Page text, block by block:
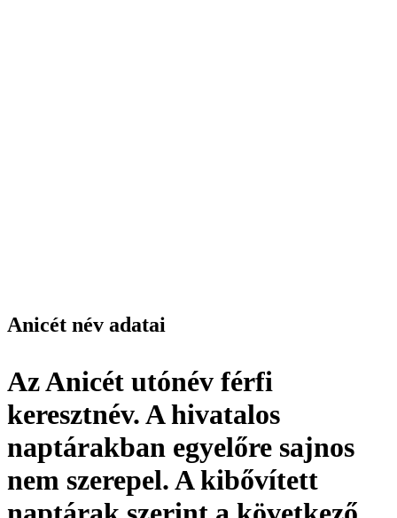
Anicét név adatai
Az Anicét utónév férfi
keresztnév. A hivatalos
naptárakban egyelőre sajnos
nem szerepel. A kibővített